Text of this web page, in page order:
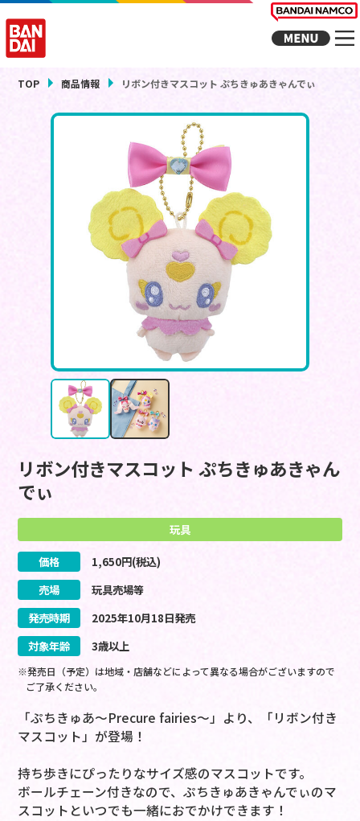
TOP 商品情報 リボン付きマスコット ぷちきゅあきゃんでぃ
リボン付きマスコット ぷちきゅあきゃん
でぃ
玩具
価格 1,650円(税込)
売場
玩具売場等
発売時期
2025年10月18日発売
対象年齢
3歳以上
※発売日（予定）は地域・店舗などによって異なる場合がございますので
ご了承ください。
「ぷちきゅあ～Precure fairies～」より、「リボン付き
マスコット」が登場！
持ち歩きにぴったりなサイズ感のマスコットです。
ボールチェーン付きなので、ぷちきゅあきゃんでぃのマ
スコットといつでも一緒におでかけできます！